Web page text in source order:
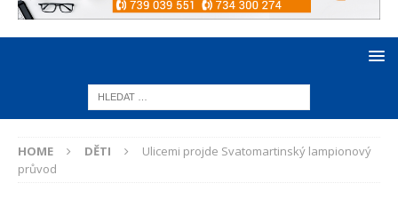
HOME DĚTI
Ulicemi projde Svatomartinský lampionový
průvod